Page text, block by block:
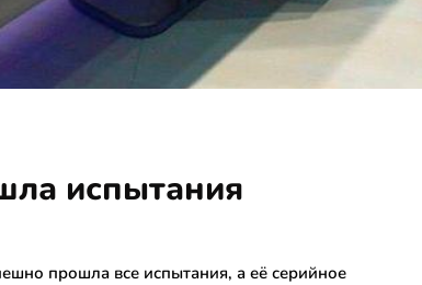
испытания
прошла все испытания, а её серийное